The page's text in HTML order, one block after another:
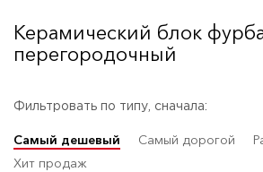
Керамический блок
перегородочный
Фильтровать по типу, сначала:
Самый дешевый Самый дорогой
Хит продаж